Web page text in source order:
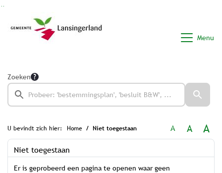
Menu
Zoeken
U bevindt zich hier: Home Niet toegestaan A A A
Niet toegestaan
Er is geprobeerd een pagina te openen waar geen